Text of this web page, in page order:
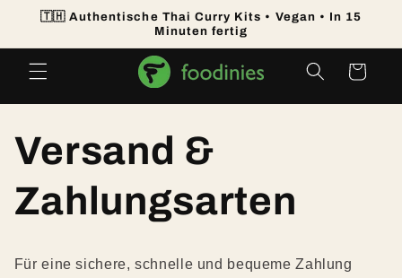
zum
🇹🇭 Authentische Thai Curry Kits • Vegan • In 15
Minuten fertig
Warenkorb
Versand &
Zahlungsarten
Für eine sichere, schnelle und bequeme Zahlung